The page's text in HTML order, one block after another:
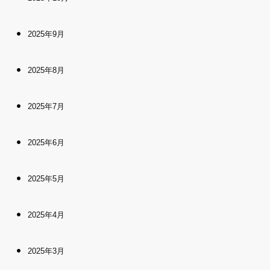
2025年9月
2025年8月
2025年7月
2025年6月
2025年5月
2025年4月
2025年3月